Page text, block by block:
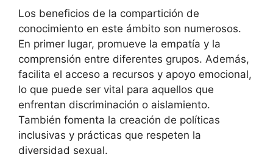
Los beneficios de la compartición de
conocimiento en este ámbito son numerosos.
En primer lugar, promueve la empatía y la
comprensión entre diferentes grupos. Además,
facilita el acceso a recursos y apoyo emocional,
lo que puede ser vital para aquellos que
enfrentan discriminación o aislamiento.
También fomenta la creación de políticas
inclusivas y prácticas que respeten la
diversidad sexual.